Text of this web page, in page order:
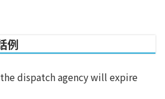
例
dispatch agency will expire